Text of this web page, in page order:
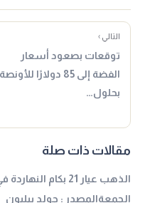
التالي ›
توقعات بصعود أسعار
الفضة إلى 85 دولارًا للأونصة
بحلول…
مقالات ذات صلة
الذهب عيار 21 بكام
الجمعةالمصدر : جولد بيليون